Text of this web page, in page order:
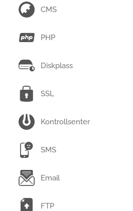
CMS
PHP
Diskplass
SSL
Kontrollsenter
SMS
Email
FTP